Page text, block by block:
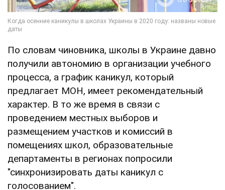
По словам чиновника, школы в Украине давно
получили автономию в организации учебного
процесса, а график каникул, который
предлагает МОН, имеет рекомендательный
характер. В то же время в связи с
проведением местных выборов и
размещением участков и комиссий в
помещениях школ, образовательные
департаменты в регионах попросили
"синхронизировать даты каникул с
голосованием".